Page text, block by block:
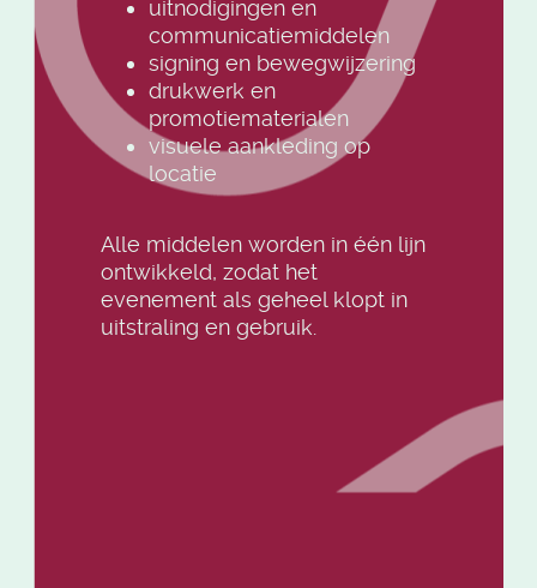
uitnodigingen en
communicatiemiddelen
signing en bewegwijzering
drukwerk en
promotiematerialen
visuele aankleding op
locatie
Alle middelen worden in één lijn
ontwikkeld, zodat het
evenement als geheel klopt in
uitstraling en gebruik.